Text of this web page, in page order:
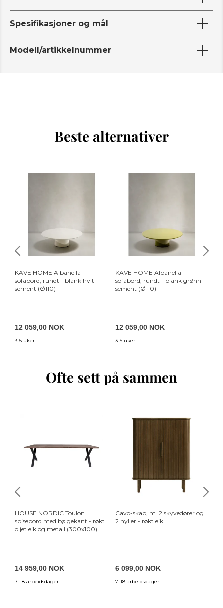
Spesifikasjoner og mål
Modell/artikkelnummer
Beste alternativer
KAVE HOME Albanella
sofabord, rundt - blank hvit
sement (Ø110)
12 059,00 NOK
3-5 uker
KAVE HOME Albanella
sofabord, rundt - blank grønn
sement (Ø110)
12 059,00 NOK
3-5 uker
Ofte sett på sammen
HOUSE NORDIC Toulon
spisebord med bølgekant - røkt
oljet eik og metall (300x100)
14 959,00 NOK
7-18 arbeidsdager
Cavo-skap, m. 2 skyvedører og
2 hyller - røkt eik
6 099,00 NOK
7-18 arbeidsdager